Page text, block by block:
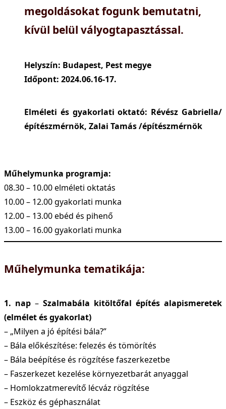
megoldásokat fogunk bemutatni,
kívül belül vályogtapasztással.
Helyszín: Budapest, Pest megye
Időpont: 2024.06.16-17.
Elméleti és gyakorlati oktató: Révész Gabriella/
építészmérnök, Zalai Tamás /építészmérnök
Műhelymunka programja:
08.30 – 10.00 elméleti oktatás
10.00 – 12.00 gyakorlati munka
12.00 – 13.00 ebéd és pihenő
13.00 – 16.00 gyakorlati munka
Műhelymunka tematikája:
1. nap – Szalmabála kitöltőfal építés alapismeretek
(elmélet és gyakorlat)
– „Milyen a jó építési bála?”
– Bála előkészítése: felezés és tömörítés
– Bála beépítése és rögzítése faszerkezetbe
– Faszerkezet kezelése környezetbarát anyaggal
– Homlokzatmerevítő lécváz rögzítése
– Eszköz és géphasználat